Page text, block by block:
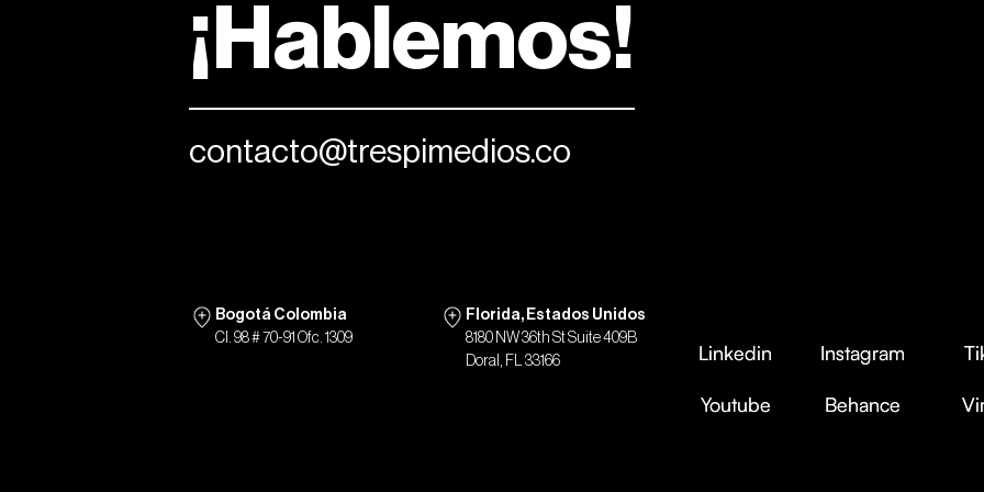
¡Hablemos!
contacto@trespimedios.co
Bogotá Colombia
Cl. 98 # 70-91 Ofc. 1309
Florida, Estados Unidos
8180 NW 36th St Suite 409B
Doral, FL 33166
Linkedin
Linkedin Instagram
Instagram
Youtube
Youtube Behance
Behance